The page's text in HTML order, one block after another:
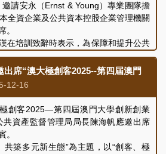
邀請安永（Ernst & Young）專業團隊擔
全資企業及公共資本控股企業管理機關
。
培訓致辭時表示，為保障和提升公共
目前期可行性研究與風險評估，是確保
現資產保值增值的重要基礎。本次培訓
企業發展規劃的協同效應分析、可行性
者互動交流，加強企業對項目前期研究
能力。培訓內容豐富務實，達到了預期
席“澳大極創客2025--第四屆澳門
12-16
客2025—第四屆澳門大學創新創業
共資產監督管理局局長陳海帆應邀出席
。
築多元新生態”為主題，以“創客、極